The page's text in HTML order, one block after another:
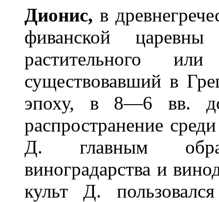
Дионис, в
фиванской
растительного
существовавший в
эпоху, в 8—6 вв.
распространение
Д. главным
виноградарства и
культ Д.